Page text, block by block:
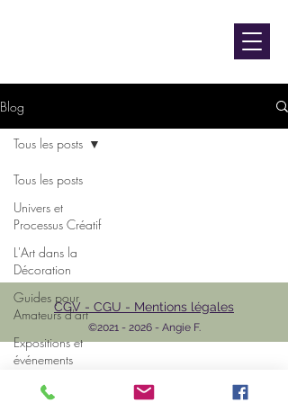
Blog
Tous les posts
Univers et
Processus Créatif
L'Art dans la
Décoration
Guides pour
Amateurs d'art
Expositions et
événements
L'Art et les
Tous les posts
CGV - CGU - Mentions légales
©2021 - 2026- Angie F.